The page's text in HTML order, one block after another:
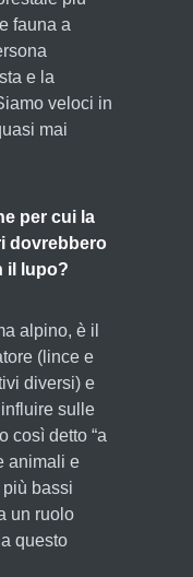
fauna a
e la
veloci in
mai
per cui la
dovrebbero
il lupo?
alpino, è il
(lince e
diversi) e
sulle
così detto “a
animali e
bassi
un ruolo
questo